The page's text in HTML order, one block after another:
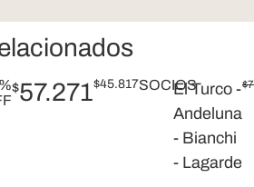
$57.271$45.817SOCIOSEl Turco -
Andeluna
- Bianchi
- Lagarde
$